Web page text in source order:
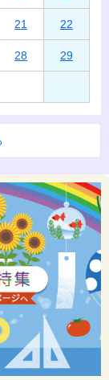
21 22
28 29